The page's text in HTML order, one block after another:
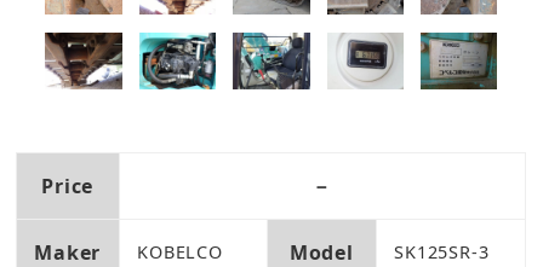
Price －
Maker KOBELCO Model SK125SR-3